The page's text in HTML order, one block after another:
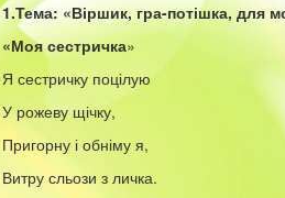
1.Тема: «Віршик, гра-потішка, для
«Моя сестричка»
Я сестричку поцілую
У рожеву щічку,
Пригорну і обніму я,
Витру сльози з личка.